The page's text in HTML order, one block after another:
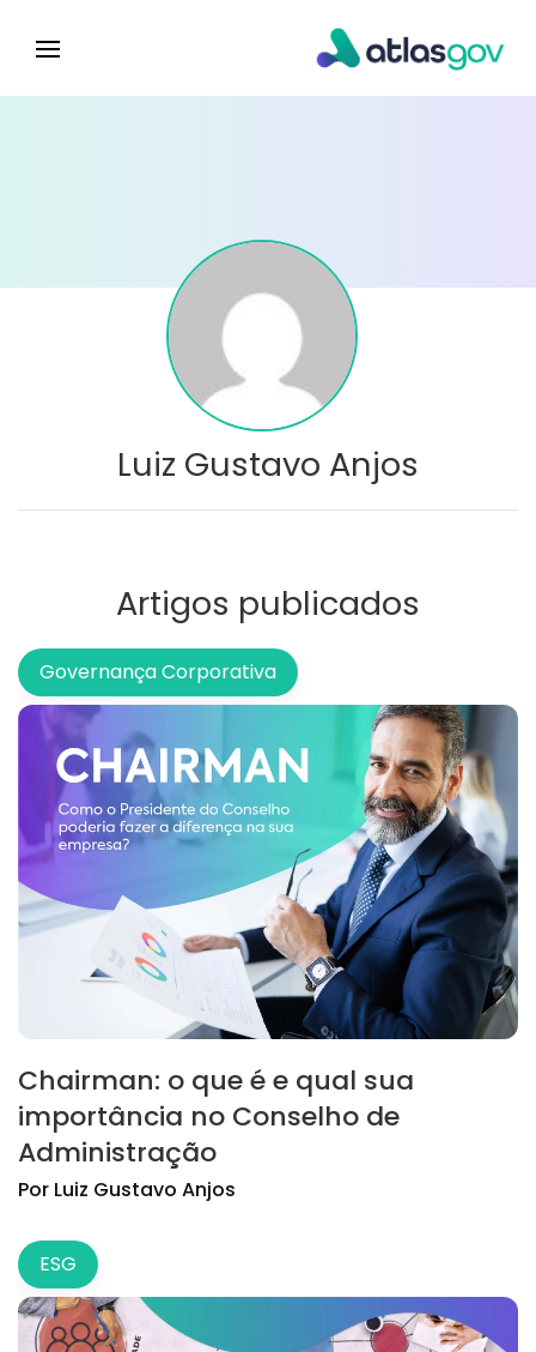
Luiz Gustavo Anjos
Artigos publicados
Governança Corporativa
Chairman: o que é e qual sua
importância no Conselho de
Administração
Por Luiz Gustavo Anjos
ESG